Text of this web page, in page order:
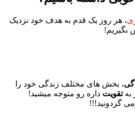
، هر روز یک قدم به هدف خود نزدیک
بگیریم!
، بخش های مختلف زندگی خود را
بهتقویت داره رو متوجه میشید!
گردونید!!!